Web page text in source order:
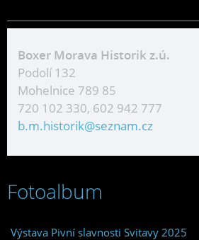
Boxer Morava Historik z.ú.
Podolí 132
Mohelnice 789 85
720 102 330, 602 942 777
b.m.historik@seznam.cz
Fotoalbum
Výstava Pivní slavnosti Svitavy 2025